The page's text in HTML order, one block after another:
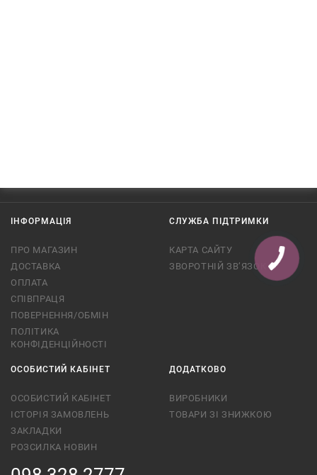
ІНФОРМАЦІЯ
ПРО МАГАЗИН
ДОСТАВКА
ОПЛАТА
СПІВПРАЦЯ
ПОВЕРНЕННЯ/ОБМІН
ПОЛІТИКА
КОНФІДЕНЦІЙНОСТІ
СЛУЖБА ПІДТРИМКИ
КАРТА САЙТУ
ЗВОРОТНІЙ ЗВ’ЯЗОК
ОСОБИСТИЙ КАБІНЕТ
ОСОБИСТИЙ КАБІНЕТ
ІСТОРІЯ ЗАМОВЛЕНЬ
ЗАКЛАДКИ
РОЗСИЛКА НОВИН
ДОДАТКОВО
ВИРОБНИКИ
ТОВАРИ ЗІ ЗНИЖКОЮ